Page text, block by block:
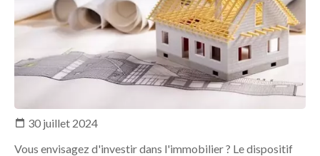
30 juillet 2024
Vous envisagez d'investir dans l'immobilier ? Le dispositif